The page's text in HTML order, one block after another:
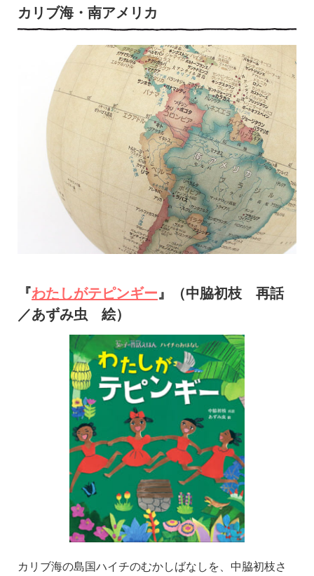
カリブ海・南アメリカ
『わたしがテピンギー』（中脇初枝 再話
／あずみ虫 絵）
カリブ海の島国ハイチのむかしばなしを、中脇初枝さ